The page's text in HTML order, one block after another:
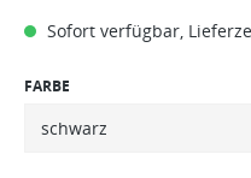
Sofort verfügbar,
FARBE